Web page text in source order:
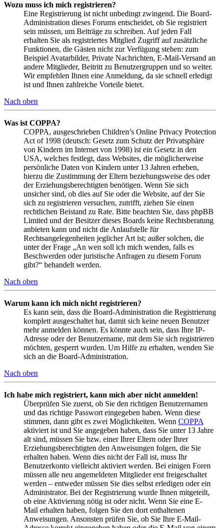
Wozu muss ich mich registrieren?
Eine Registrierung ist nicht unbedingt zwingend. Die Board-
Administration dieses Forums entscheidet, ob Sie registriert
sein müssen, um Beiträge zu schreiben. Auf jeden Fall
erhalten Sie als registriertes Mitglied Zugriff auf zusätzliche
Funktionen, die Gästen nicht zur Verfügung stehen: zum
Beispiel Avatarbilder, Private Nachrichten, E-Mail-Versand an
andere Mitglieder, Beitritt zu Benutzergruppen und so weiter.
Wir empfehlen Ihnen eine Anmeldung, da sie schnell erledigt
ist und Ihnen zahlreiche Vorteile bietet.
Nach oben
Was ist COPPA?
COPPA, ausgeschrieben Children’s Online Privacy Protection
Act of 1998 (deutsch: Gesetz zum Schutz der Privatsphäre
von Kindern im Internet von 1998) ist ein Gesetz in den
USA, welches festlegt, dass Websites, die möglicherweise
persönliche Daten von Kindern unter 13 Jahren erheben,
hierzu die Zustimmung der Eltern beziehungsweise des oder
der Erziehungsberechtigten benötigen. Wenn Sie sich
unsicher sind, ob dies auf Sie oder die Website, auf der Sie
sich zu registrieren versuchen, zutrifft, ziehen Sie einen
rechtlichen Beistand zu Rate. Bitte beachten Sie, dass phpBB
Limited und der Besitzer dieses Boards keine Rechtsberatung
anbieten kann und nicht die Anlaufstelle für
Rechtsangelegenheiten jeglicher Art ist; außer solchen, die
unter der Frage „An wen soll ich mich wenden, falls es
Beschwerden oder juristische Anfragen zu diesem Forum
gibt?“ behandelt werden.
Nach oben
Warum kann ich mich nicht registrieren?
Es kann sein, dass die Board-Administration die Registrierung
komplett ausgeschaltet hat, damit sich keine neuen Benutzer
mehr anmelden können. Es könnte auch sein, dass Ihre IP-
Adresse oder der Benutzername, mit dem Sie sich registrieren
möchten, gesperrt wurden. Um Hilfe zu erhalten, wenden Sie
sich an die Board-Administration.
Nach oben
Ich habe mich registriert, kann mich aber nicht anmelden!
Überprüfen Sie zuerst, ob Sie den richtigen Benutzernamen
und das richtige Passwort eingegeben haben. Wenn diese
stimmen, dann gibt es zwei Möglichkeiten. Wenn COPPA
aktiviert ist und Sie angegeben haben, dass Sie unter 13 Jahre
alt sind, müssen Sie bzw. einer Ihrer Eltern oder Ihrer
Erziehungsberechtigten den Anweisungen folgen, die Sie
erhalten haben. Wenn dies nicht der Fall ist, muss Ihr
Benutzerkonto vielleicht aktiviert werden. Bei einigen Foren
müssen alle neu angemeldeten Mitglieder erst freigeschaltet
werden – entweder müssen Sie dies selbst erledigen oder ein
Administrator. Bei der Registrierung wurde Ihnen mitgeteilt,
ob eine Aktivierung nötig ist oder nicht. Wenn Sie eine E-
Mail erhalten haben, folgen Sie den dort enthaltenen
Anweisungen. Ansonsten prüfen Sie, ob Sie Ihre E-Mail-